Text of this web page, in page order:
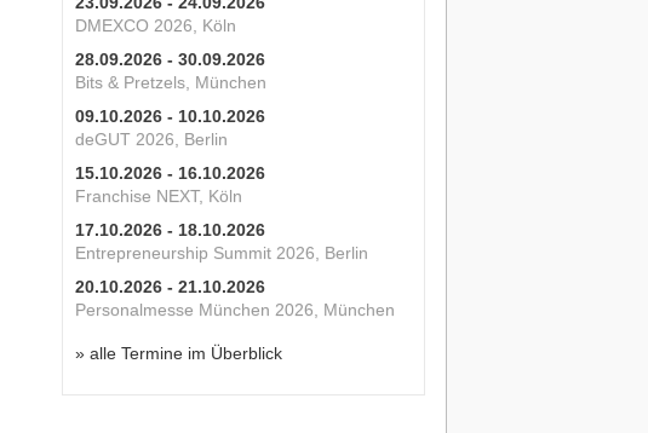
DMEXCO 2026, Köln
28.09.2026 - 30.09.2026
Bits & Pretzels, München
09.10.2026 - 10.10.2026
deGUT 2026, Berlin
15.10.2026 - 16.10.2026
Franchise NEXT, Köln
17.10.2026 - 18.10.2026
Entrepreneurship Summit 2026, Berlin
20.10.2026 - 21.10.2026
Personalmesse München 2026, München
» alle Termine im Überblick